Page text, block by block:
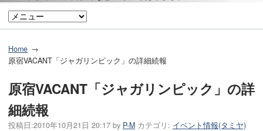
Home
原宿VACANT「ジャガリンピック」の詳細続報
原宿VACANT「ジャガリンピック」の詳
細続報
投稿日:2010年10月21日 20:17 by P-M カテゴリ: イベント情報(タミヤ)